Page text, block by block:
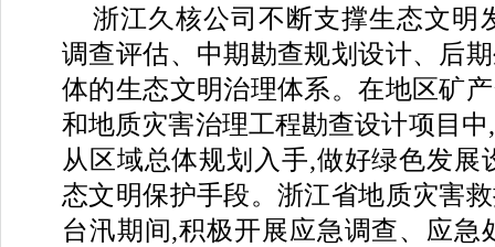
浙江久核公司不断支撑生态文明
调查评估、中期勘查规划设计、后
体的生态文明治理体系。在地区矿
和地质灾害治理工程勘查设计项目
从区域总体规划入手,做好绿色发展
态文明保护手段。浙江省地质灾害
台汛期间,积极开展应急调查、应急